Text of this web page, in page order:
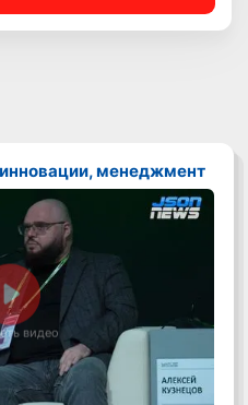
инновации, менеджмент
видео